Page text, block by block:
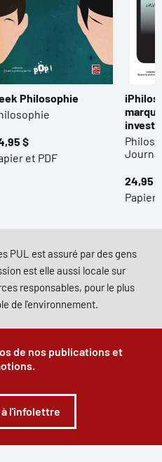
Philosophie
$
et PDF
24,95 $
Papier
PUL est assuré par des gens
est elle aussi locale sur
responsables, pour le plus
de l'environnement.
de nos publications et
à l'infolettre